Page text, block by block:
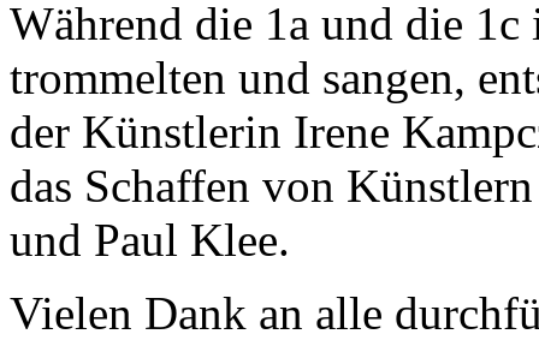
Während die 1a und die
trommelten und sangen,
der Künstlerin Irene
das Schaffen von
und Paul Klee.
Vielen Dank an alle